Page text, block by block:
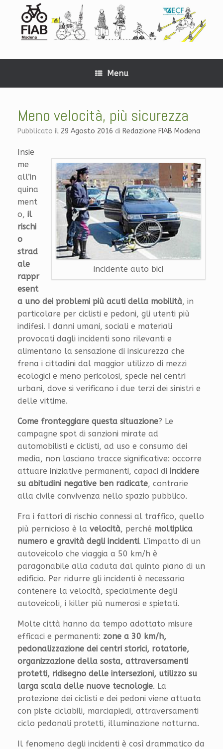
Menu
Meno velocità, più sicurezza
Pubblicato il 29 Agosto 2016 di Redazione FIAB Modena
incidente auto bici
Insie
me
all’in
quina
ment
o, il
rischi
o
strad
ale
rappr
esent
a uno dei problemi più acuti della mobilità, in
particolare per ciclisti e pedoni, gli utenti più
indifesi. I danni umani, sociali e materiali
provocati dagli incidenti sono rilevanti e
alimentano la sensazione di insicurezza che
frena i cittadini dal maggior utilizzo di mezzi
ecologici e meno pericolosi, specie nei centri
urbani, dove si verificano i due terzi dei sinistri e
delle vittime.
Come fronteggiare questa situazione? Le
campagne spot di sanzioni mirate ad
automobilisti e ciclisti, ad uso e consumo dei
media, non lasciano tracce significative: occorre
attuare iniziative permanenti, capaci di incidere
su abitudini negative ben radicate, contrarie
alla civile convivenza nello spazio pubblico.
Fra i fattori di rischio connessi al traffico, quello
più pernicioso è la velocità, perché moltiplica
numero e gravità degli incidenti. L’impatto di un
autoveicolo che viaggia a 50 km/h è
paragonabile alla caduta dal quinto piano di un
edificio. Per ridurre gli incidenti è necessario
contenere la velocità, specialmente degli
autoveicoli, i killer più numerosi e spietati.
Molte città hanno da tempo adottato misure
efficaci e permanenti: zone a 30 km/h,
pedonalizzazione dei centri storici, rotatorie,
organizzazione della sosta, attraversamenti
protetti, ridisegno delle intersezioni, utilizzo su
larga scala delle nuove tecnologie. La
protezione dei ciclisti e dei pedoni viene attuata
con piste ciclabili, marciapiedi, attraversamenti
ciclo pedonali protetti, illuminazione notturna.
Il fenomeno degli incidenti è così drammatico da